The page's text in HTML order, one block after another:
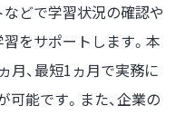
どで学習状況の確認や
をサポートします。本
月、最短1ヵ月で実務に
能です。また、企業の